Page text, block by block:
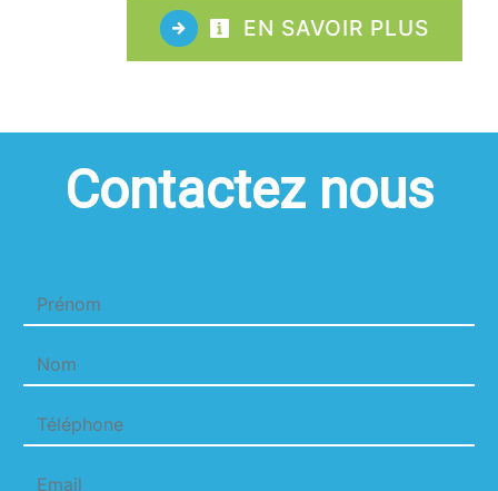
EN SAVOIR PLUS
Contactez nous